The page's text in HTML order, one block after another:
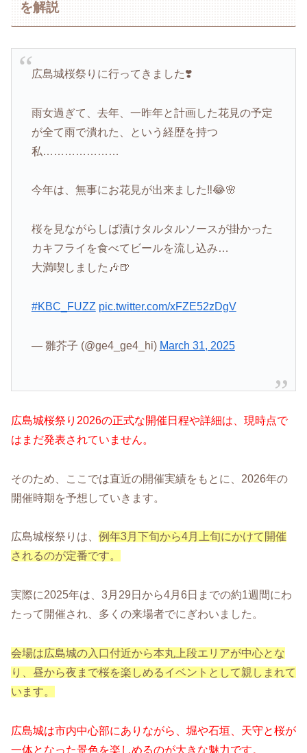
を解説
広島城桜祭りに行ってきました❣️
雨女過ぎて、去年、一昨年と計画した花見の予定
が全て雨で潰れた、という経歴を持つ
私…………………
今年は、無事にお花見が出来ました‼️😂🌸
桜を見ながらしば漬けタルタルソースが掛かった
カキフライを食べてビールを流し込み…
大満喫しました🎶🍺
#KBC_FUZZ pic.twitter.com/xFZE52zDgV
— 雛芥子 (@ge4_ge4_hi) March 31, 2025
広島城桜祭り2026の正式な開催日程や詳細は、現時点で
はまだ発表されていません。
そのため、ここでは直近の開催実績をもとに、2026年の
開催時期を予想していきます。
広島城桜祭りは、 例年3月下旬から4月上旬にかけて開催
されるのが定番です。
実際に2025年は、3月29日から4月6日までの約1週間にわ
たって開催され、多くの来場者でにぎわいました。
会場は広島城の入口付近から本丸上段エリアが中心とな
り、昼から夜まで桜を楽しめるイベントとして親しまれて
います。
広島城は市内中心部にありながら、堀や石垣、天守と桜が
一体となった景色を楽しめるのが大きな魅力です。